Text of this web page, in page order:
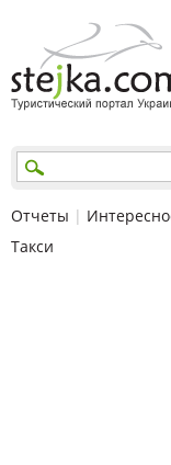
Отчеты |
Такси